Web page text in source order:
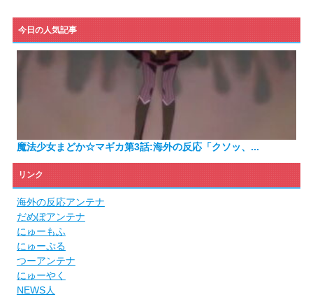
今日の人気記事
魔法少女まどか☆マギカ第3話:海外の反応「クソッ、...
リンク
海外の反応アンテナ
だめぽアンテナ
にゅーもふ
にゅーぷる
つーアンテナ
にゅーやく
NEWS人